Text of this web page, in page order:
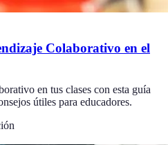
Colaborativo en el
en tus clases con esta guía
útiles para educadores.